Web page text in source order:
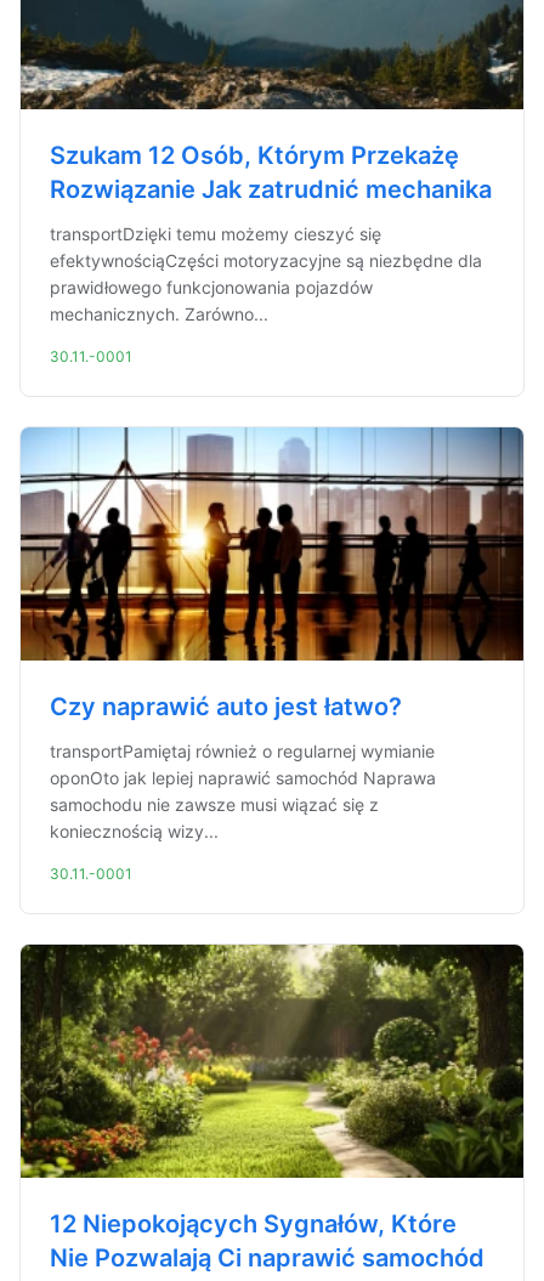
Szukam 12 Osób, Którym Przekażę
Rozwiązanie Jak zatrudnić mechanika
transportDzięki temu możemy cieszyć się
efektywnościąCzęści motoryzacyjne są niezbędne dla
prawidłowego funkcjonowania pojazdów
mechanicznych. Zarówno...
30.11.-0001
Czy naprawić auto jest łatwo?
transportPamiętaj również o regularnej wymianie
oponOto jak lepiej naprawić samochód Naprawa
samochodu nie zawsze musi wiązać się z
koniecznością wizy...
30.11.-0001
12 Niepokojących Sygnałów, Które
Nie Pozwalają Ci naprawić samochód